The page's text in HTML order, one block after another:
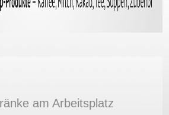
am Arbeitsplatz